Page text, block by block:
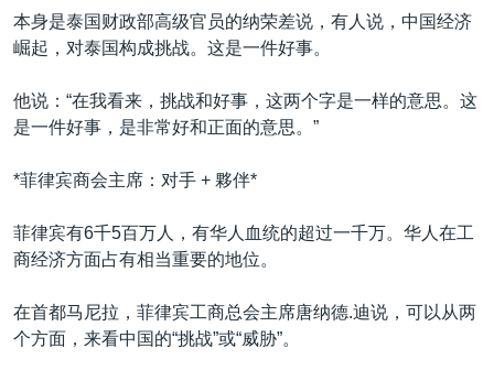
本身是泰国财政部高级官员的纳荣差说，有人说，中国经济
崛起，对泰国构成挑战。这是一件好事。
他说：“在我看来，挑战和好事，这两个字是一样的意思。这
是一件好事，是非常好和正面的意思。”
*菲律宾商会主席：对手 + 夥伴*
菲律宾有6千5百万人，有华人血统的超过一千万。华人在工
商经济方面占有相当重要的地位。
在首都马尼拉，菲律宾工商总会主席唐纳德.迪说，可以从两
个方面，来看中国的“挑战”或“威胁”。